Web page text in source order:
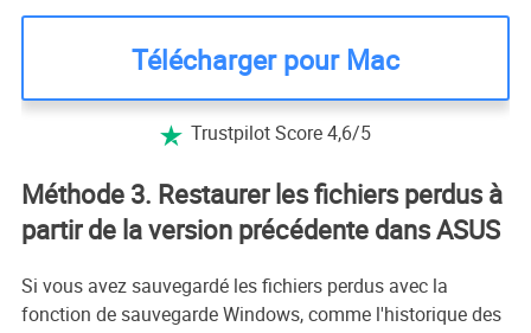
Télécharger pour Mac
 Trustpilot Score 4,6/5
Méthode 3. Restaurer les fichiers perdus à
partir de la version précédente dans ASUS
Si vous avez sauvegardé les fichiers perdus avec la
fonction de sauvegarde Windows, comme l'historique des